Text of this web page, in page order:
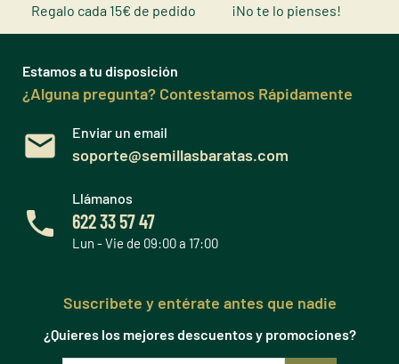
Regalo cada 15€ de pedido ¡No te lo pienses!
Estamos a tu disposición
¿Alguna pregunta? Contestamos Rápidamente
Enviar un email
soporte@semillasbaratas.com
Llámanos
622 33 57 47
Lun - Vie de 09:00 a 17:00
Suscribete y entérate antes que nadie
¿Quieres los mejores descuentos y promociones?